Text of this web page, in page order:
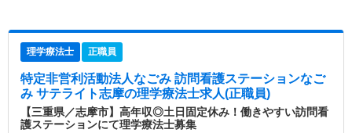
理学療法士 正職員
特定非営利活動法人なごみ 訪問看護ステーションなご
み サテライト志摩の理学療法士求人(正職員)
【三重県／志摩市】高年収◎土日固定休み！働きやすい訪問看
護ステーションにて理学療法士募集